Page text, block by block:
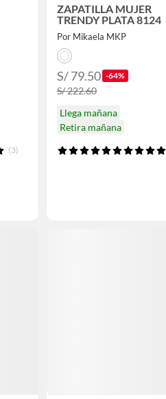
(3)
ZAPATILLA MUJER
TRENDY PLATA 8124
Por Mikaela MKP
S/ 79.50 -64%
S/ 222.60
Llega mañana
Retira mañana